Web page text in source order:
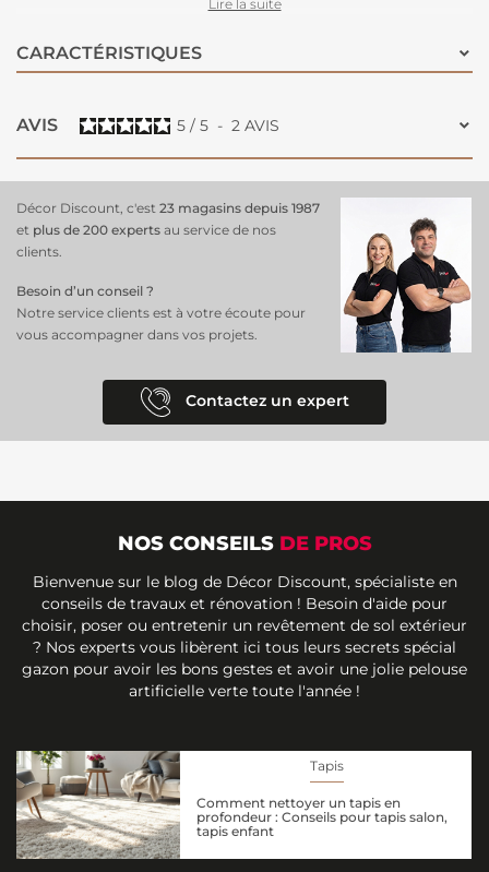
d'entretien, il est également résistant aux UV, ce qui le rend parfait
pour embellir aussi bien votre intérieur que votre terrasse. Ce
Lire la suite
CARACTÉRISTIQUES
AVIS 5 / 5 - 2 AVIS
Décor Discount, c'est 23 magasins depuis 1987
et plus de 200 experts au service de nos
clients.
Besoin d’un conseil ?
Notre service clients est à votre écoute pour
vous accompagner dans vos projets.
Contactez un expert
NOS CONSEILS DE PROS
Bienvenue sur le blog de Décor Discount, spécialiste en
conseils de travaux et rénovation ! Besoin d'aide pour
choisir, poser ou entretenir un revêtement de sol extérieur
? Nos experts vous libèrent ici tous leurs secrets spécial
gazon pour avoir les bons gestes et avoir une jolie pelouse
artificielle verte toute l'année !
Tapis
Comment nettoyer un tapis en
profondeur : Conseils pour tapis salon,
tapis enfant